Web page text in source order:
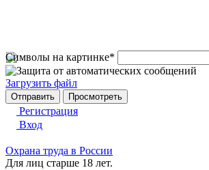
Символы на картинке*
Загрузить файл
Регистрация
Вход
Охрана труда в России
Для лиц старше 18 лет.